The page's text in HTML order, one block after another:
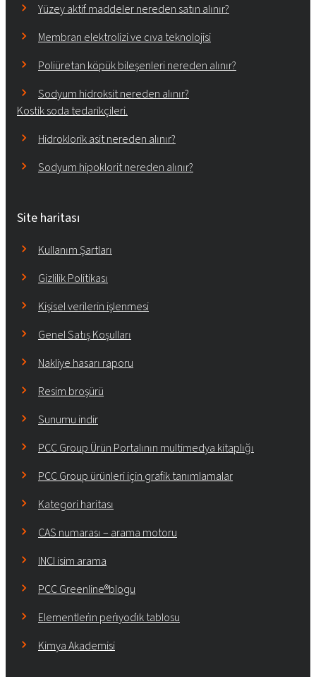
Yüzey aktif maddeler nereden satın alınır?
Membran elektrolizi ve cıva teknolojisi
Poliüretan köpük bileşenleri nereden alınır?
Sodyum hidroksit nereden alınır?
Kostik soda tedarikçileri.
Hidroklorik asit nereden alınır?
Sodyum hipoklorit nereden alınır?
Site haritası
Kullanım Şartları
Gizlilik Politikası
Kişisel verilerin işlenmesi
Genel Satış Koşulları
Nakliye hasarı raporu
Resim broşürü
Sunumu indir
PCC Group Ürün Portalının multimedya kitaplığı
PCC Group ürünleri için grafik tanımlamalar
Kategori haritası
CAS numarası – arama motoru
INCI isim arama
PCC Greenline®blogu
Elementleri̇n peri̇yodi̇k tablosu
Kimya Akademisi